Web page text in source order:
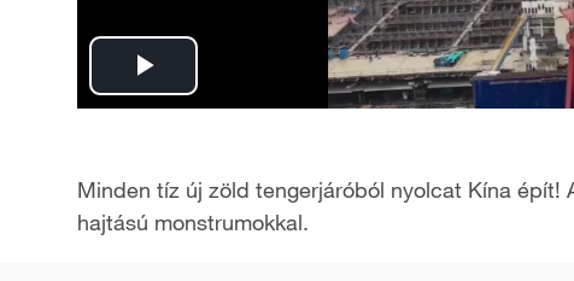
P
a
Minden tíz új zöld tengerjáróból nyolcat Kína épít!
hajtású monstrumokkal.